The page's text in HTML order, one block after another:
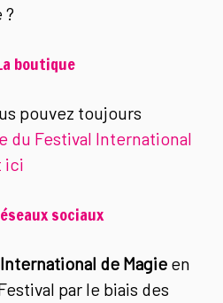
?
boutique
pouvez toujours
du Festival International
ici
sociaux
de Magie en
par le biais des